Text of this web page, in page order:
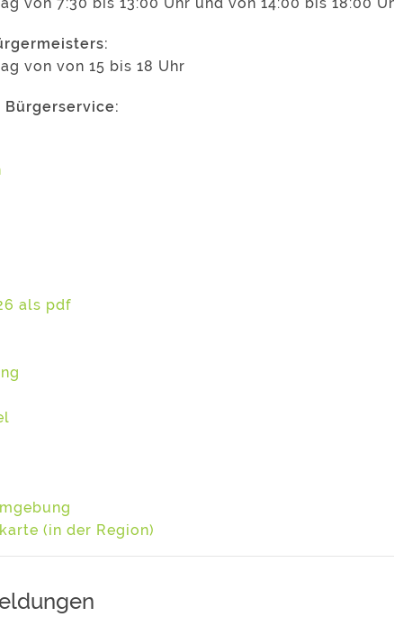
von von 15 bis 18 Uhr
Bürgerservice:
als pdf
(in der Region)